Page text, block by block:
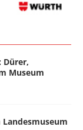
Dürer,
Museum